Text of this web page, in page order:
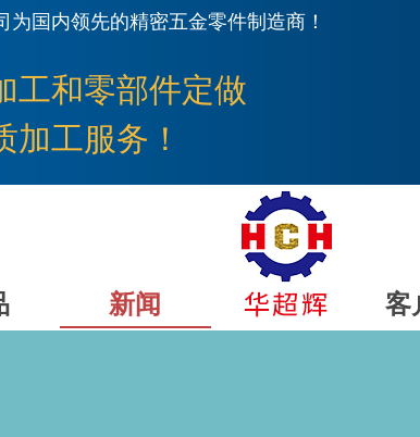
国内领先的精密五金零件制造商！
工和零部件定做
加工服务！
新闻 客